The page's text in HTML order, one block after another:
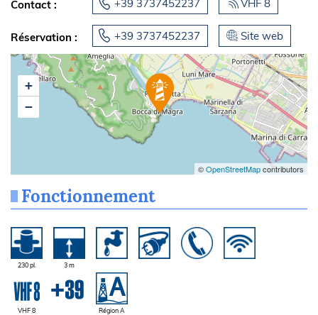
Contact : +39 3737452237 VHF 8
Réservation : +39 3737452237 Site web
+
−
©OpenStreetMapcontributors
Fonctionnement
230 pl. 3 m
VHF 8 Région A